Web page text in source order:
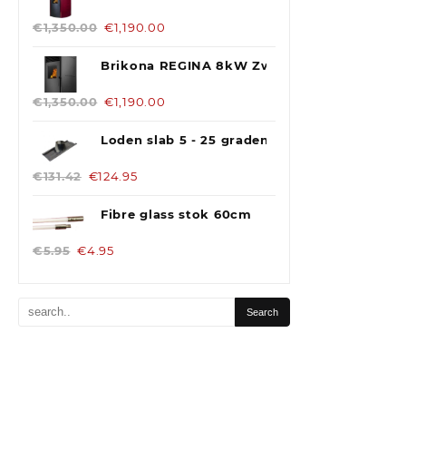
€1,350.00 €1,190.00
Brikona REGINA 8kW Zwart pelletkachel
€1,350.00 €1,190.00
Loden slab 5 - 25 graden 200 mm Blank
€131.42 €124.95
Fibre glass stok 60cm
€5.95 €4.95